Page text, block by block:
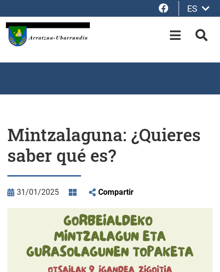
Facebook
ES
OPEN-
Mintzalaguna: ¿Quieres
saber qué es?
31/01/2025 Compartir